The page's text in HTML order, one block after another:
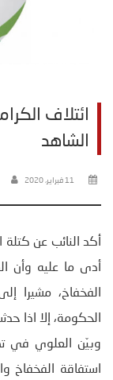
ائتلاف
الشاهد
11 فبراير، 2020
أكد النائب عن كتلة
أدى ما عليه وأن
الفخفاخ، مشيرا
الحكومة، إلا اذا
وبيّن العلوي في
استفاقة